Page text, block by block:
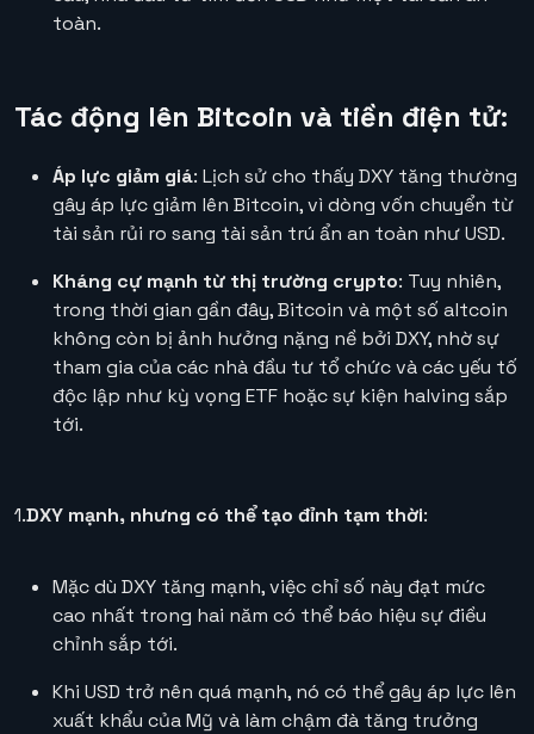
toàn.
Tác động lên Bitcoin và tiền điện tử:
Áp lực giảm giá: Lịch sử cho thấy DXY tăng thường
gây áp lực giảm lên Bitcoin, vì dòng vốn chuyển từ
tài sản rủi ro sang tài sản trú ẩn an toàn như USD.
Kháng cự mạnh từ thị trường crypto: Tuy nhiên,
trong thời gian gần đây, Bitcoin và một số altcoin
không còn bị ảnh hưởng nặng nề bởi DXY, nhờ sự
tham gia của các nhà đầu tư tổ chức và các yếu tố
độc lập như kỳ vọng ETF hoặc sự kiện halving sắp
tới.
1.DXY mạnh, nhưng có thể tạo đỉnh tạm thời:
Mặc dù DXY tăng mạnh, việc chỉ số này đạt mức
cao nhất trong hai năm có thể báo hiệu sự điều
chỉnh sắp tới.
Khi USD trở nên quá mạnh, nó có thể gây áp lực lên
xuất khẩu của Mỹ và làm chậm đà tăng trưởng